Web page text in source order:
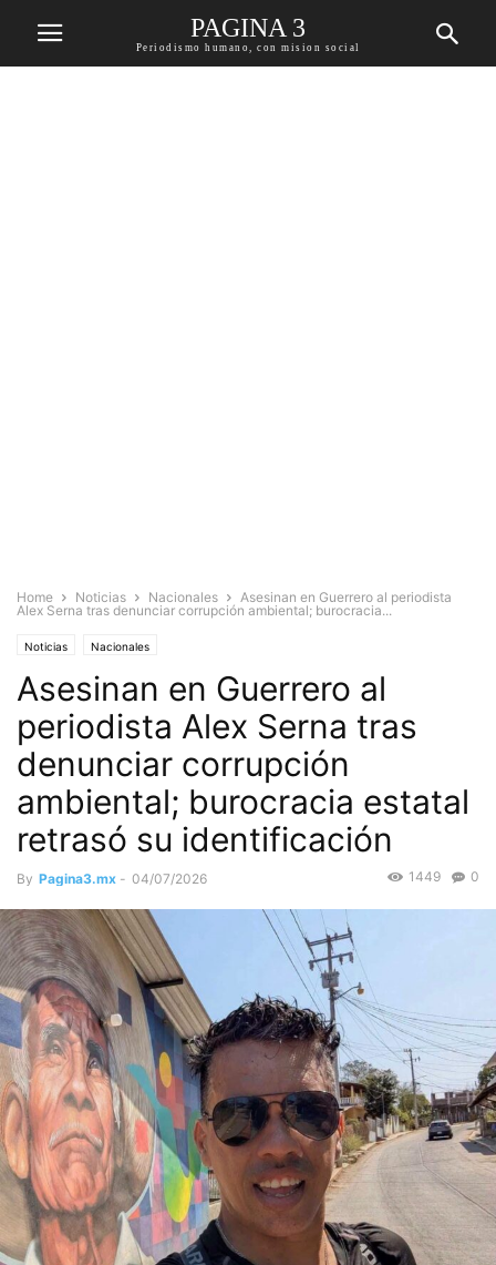
PAGINA 3
Periodismo humano, con mision social
Home Noticias Nacionales
Asesinan en Guerrero al periodista
Alex Serna tras denunciar corrupción ambiental; burocracia...
Noticias Nacionales
Asesinan en Guerrero al
periodista Alex Serna tras
denunciar corrupción
ambiental; burocracia estatal
retrasó su identificación
By Pagina3.mx - 04/07/2026 0
1449